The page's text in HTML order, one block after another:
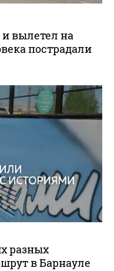
вылетел на
пострадали
разных
в Барнауле